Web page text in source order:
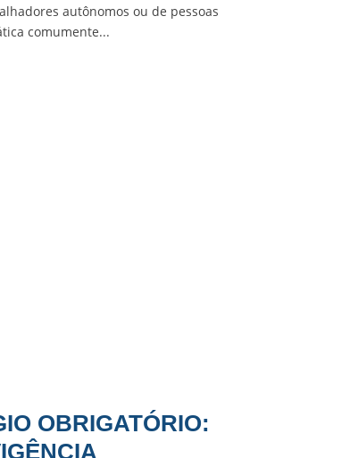
autônomos ou de pessoas
comumente...
OBRIGATÓRIO: